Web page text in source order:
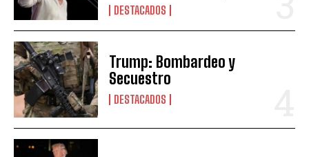
DESTACADOS
Trump: Bombardeo y
Secuestro
DESTACADOS